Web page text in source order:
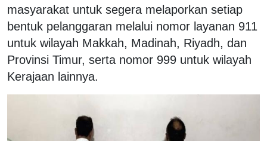
masyarakat untuk segera melaporkan setiap
bentuk pelanggaran melalui nomor layanan 911
untuk wilayah Makkah, Madinah, Riyadh, dan
Provinsi Timur, serta nomor 999 untuk wilayah
Kerajaan lainnya.